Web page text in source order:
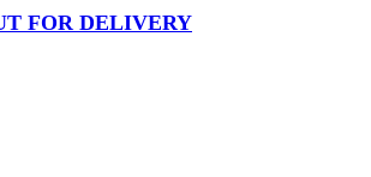
FOR DELIVERY